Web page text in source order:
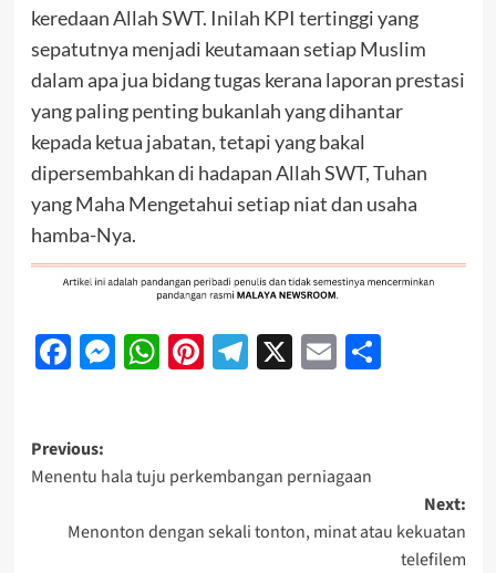
keredaan Allah SWT. Inilah KPI tertinggi yang
sepatutnya menjadi keutamaan setiap Muslim
dalam apa jua bidang tugas kerana laporan prestasi
yang paling penting bukanlah yang dihantar
kepada ketua jabatan, tetapi yang bakal
dipersembahkan di hadapan Allah SWT, Tuhan
yang Maha Mengetahui setiap niat dan usaha
hamba-Nya.
Facebook
Messenger
WhatsApp
Pinterest
Telegram
X EmailShare
Previous:
Menentu hala tuju perkembangan perniagaan
Next:
Menonton dengan sekali tonton, minat atau kekuatan
telefilem